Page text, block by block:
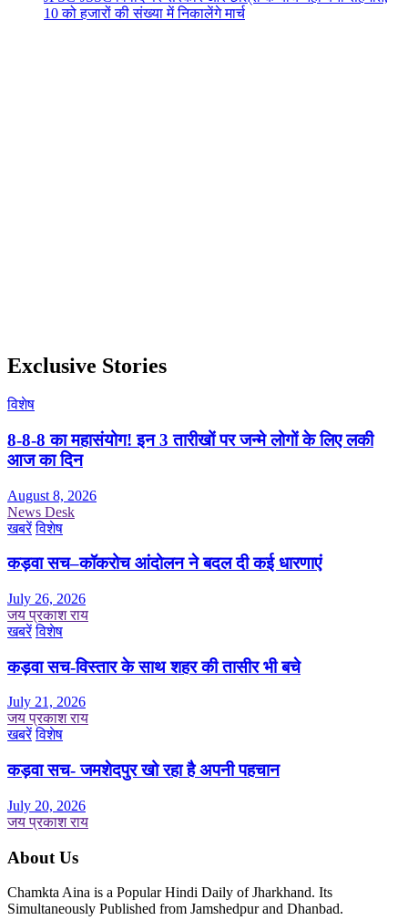
10 को हजारों की संख्या में निकालेंगे मार्च
Exclusive Stories
विशेष
8-8-8 का महासंयोग! इन 3 तारीखों पर जन्मे लोगों के लिए लकी
आज का दिन
August 8, 2026
News Desk
खबरें विशेष
कड़वा सच–कॉकरोच आंदोलन ने बदल दी कई धारणाएं
July 26, 2026
जय प्रकाश राय
खबरें विशेष
कड़वा सच-विस्तार के साथ शहर की तासीर भी बचे
July 21, 2026
जय प्रकाश राय
खबरें विशेष
कड़वा सच- जमशेदपुर खो रहा है अपनी पहचान
July 20, 2026
जय प्रकाश राय
About Us
Chamkta Aina is a Popular Hindi Daily of Jharkhand. Its
Simultaneously Published from Jamshedpur and Dhanbad.